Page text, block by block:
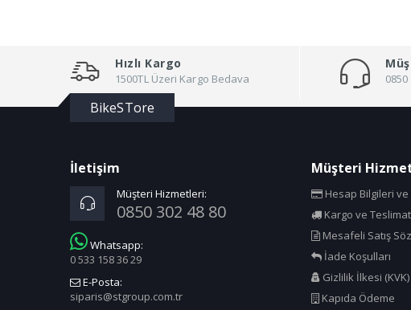
Hızlı Kargo
1500TL Üzeri Kargo Bedava 0850
BikeSTore
İletişim
Müşteri Hizmetleri:
0850 302 48 80
Whatsapp:
0 533 158 36 29
E-Posta:
siparis@stgroup.com.tr
Müşteri
Hesap Bilgileri
Kargo ve Teslimat
Mesafeli Satış
İade Koşulları
Gizlilik İlkesi (KVK)
Kapıda Ödeme